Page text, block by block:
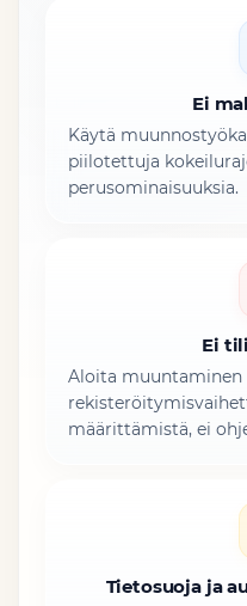
Ei
Käytä
piilotettuja
perusominaisuuksia.
Ei
Aloita muuntaminen
määrittämistä, ei
Tietosuoja ja